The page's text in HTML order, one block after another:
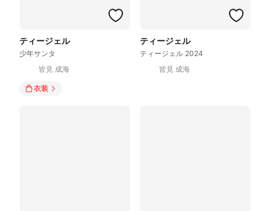
ティージェル
少年サンタ
皆見 成海
衣装
ティージェル
ティージェル 2024
皆見 成海